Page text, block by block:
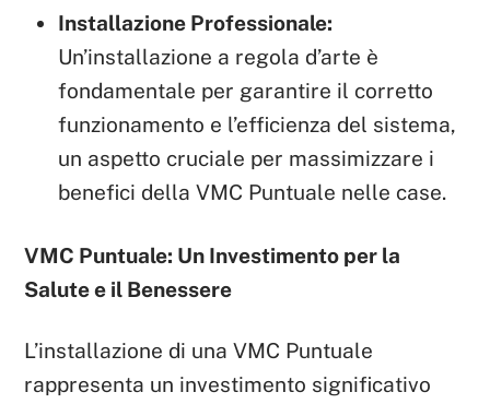
Installazione Professionale:
Un’installazione a regola d’arte è
fondamentale per garantire il corretto
funzionamento e l’efficienza del sistema,
un aspetto cruciale per massimizzare i
benefici della VMC Puntuale nelle case.
VMC Puntuale: Un Investimento per la
Salute e il Benessere
L’installazione di una VMC Puntuale
rappresenta un investimento significativo